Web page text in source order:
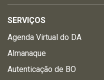
SERVIÇOS
Agenda Virtual do DA
Almanaque
Autenticação de BO